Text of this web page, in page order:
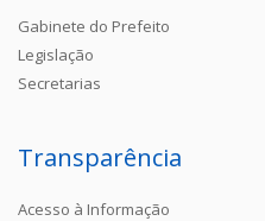
Gabinete do Prefeito
Legislação
Secretarias
Transparência
Acesso à Informação